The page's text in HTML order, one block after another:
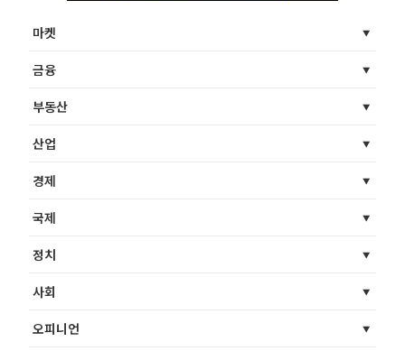
마켓
금융
부동산
산업
경제
국제
정치
사회
오피니언